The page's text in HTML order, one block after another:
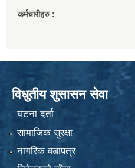
कर्मचारीहरु :
विधुतीय शुसासन सेवा
घटना दर्ता
सामाजिक सुरक्षा
नागरिक वडापत्र